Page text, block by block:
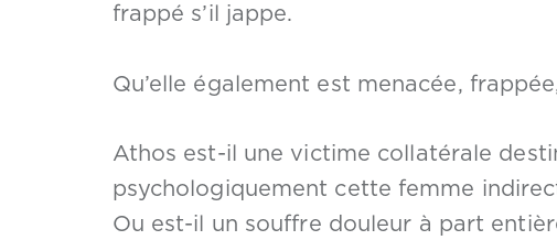
frappé s’il jappe.
Qu’elle également est menacée,
Athos est-il une victime collatérale
psychologiquement cette femme
Ou est-il un souffre douleur à part